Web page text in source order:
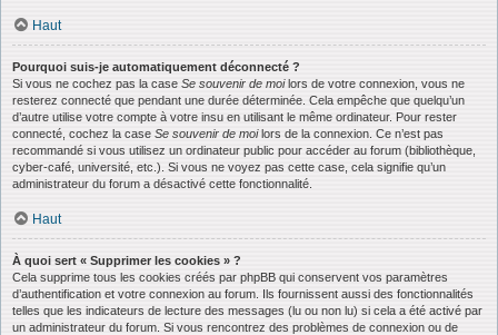
Haut
Pourquoi suis-je automatiquement déconnecté ?
Si vous ne cochez pas la case Se souvenir de moilors de votre connexion, vous ne
resterez connecté que pendant une durée déterminée. Cela empêche que quelqu’un
d’autre utilise votre compte à votre insu en utilisant le même ordinateur. Pour rester
connecté, cochez la case Se souvenir de moilors de la connexion. Ce n’est pas
recommandé si vous utilisez un ordinateur public pour accéder au forum (bibliothèque,
cyber-café, université, etc.). Si vous ne voyez pas cette case, cela signifie qu’un
administrateur du forum a désactivé cette fonctionnalité.
Haut
À quoi sert « Supprimer les cookies » ?
Cela supprime tous les cookies créés par phpBB qui conservent vos paramètres
d’authentification et votre connexion au forum. Ils fournissent aussi des fonctionnalités
telles que les indicateurs de lecture des messages (lu ou non lu) si cela a été activé par
un administrateur du forum. Si vous rencontrez des problèmes de connexion ou de